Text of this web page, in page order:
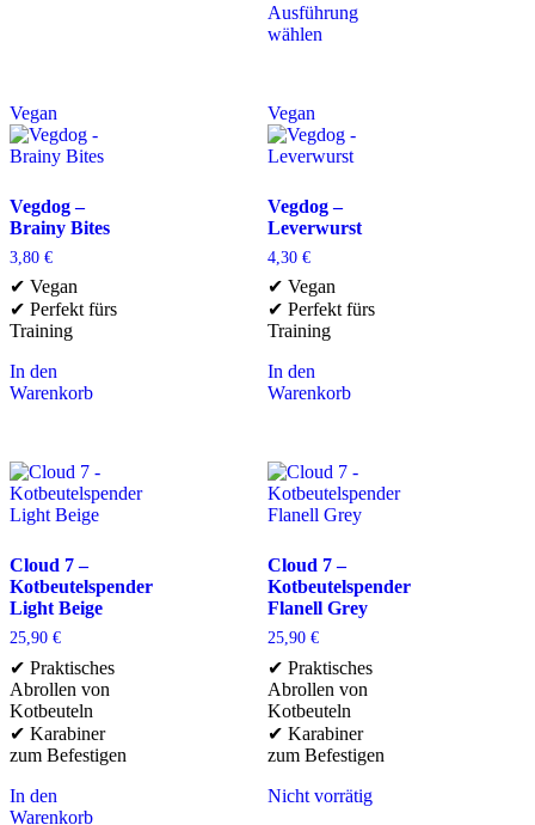
Ausführung
wählen
Vegan
Vegdog –
Brainy Bites
3,80 €
✔ Vegan
✔ Perfekt fürs
Training
In den
Warenkorb
Vegan
Vegdog –
Leverwurst
4,30 €
✔ Vegan
✔ Perfekt fürs
Training
In den
Warenkorb
Cloud 7 –
Kotbeutelspender
Light Beige
25,90 €
✔ Praktisches
Abrollen von
Kotbeuteln
✔ Karabiner
zum Befestigen
In den
Warenkorb
Cloud 7 –
Kotbeutelspender
Flanell Grey
25,90 €
✔ Praktisches
Abrollen von
Kotbeuteln
✔ Karabiner
zum Befestigen
Nicht vorrätig